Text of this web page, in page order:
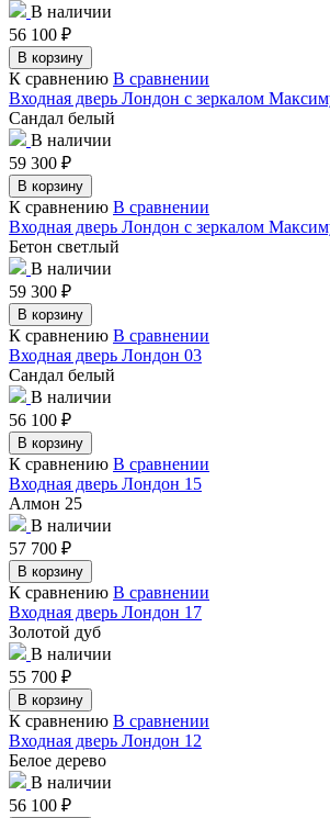
В наличии
56 100 ₽
В корзину
К сравнению В сравнении
Входная дверь Лондон с зеркалом
Сандал белый
В наличии
59 300 ₽
В корзину
К сравнению В сравнении
Входная дверь Лондон с зеркалом
Бетон светлый
В наличии
59 300 ₽
В корзину
К сравнению В сравнении
Входная дверь Лондон 03
Сандал белый
В наличии
56 100 ₽
В корзину
К сравнению В сравнении
Входная дверь Лондон 15
Алмон 25
В наличии
57 700 ₽
В корзину
К сравнению В сравнении
Входная дверь Лондон 17
Золотой дуб
В наличии
55 700 ₽
В корзину
К сравнению В сравнении
Входная дверь Лондон 12
Белое дерево
В наличии
56 100 ₽